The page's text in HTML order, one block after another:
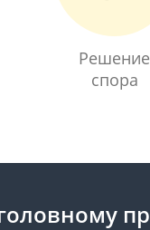
Решение
спора